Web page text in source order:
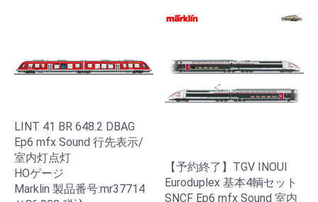
LINT 41 BR 648.2 DBAG
Ep6 mfx Sound 行先表示/
室内灯点灯
HOゲージ
Marklin 製品番号:mr37714
【予約終了】TGV INOUI
Euroduplex 基本4輌セット
SNCF Ep6 mfx Sound 室内